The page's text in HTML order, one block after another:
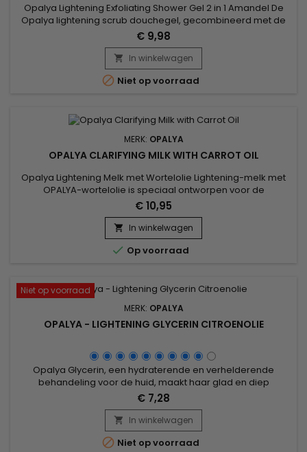
Opalya Lightening Exfoliating Shower Gel 2 in 1 Amandel De
Opalya lightening scrub douchegel, gecombineerd met de
andere producten in het assortiment, zorgt voor een totaal
welzijn dankzij de exfoliërende effecten van de
Abrikozenpit.&nbsp; De verlichtingskracht, geproduceerd
door de verschillende actieve ingrediënten die in de formule
worden gebruikt,...
€ 9,98
 In winkelwagen
 Niet op voorraad
MERK: OPALYA
OPALYA CLARIFYING MILK WITH CARROT OIL
Opalya Lightening Melk met Wortelolie Lightening-melk met
OPALYA-wortelolie is speciaal ontworpen voor de
schoonheid van de zwarte of gemengde vrouw.&nbsp; De
formule rijk aan verhelderend complex (8,5%), shea boter
(1,5%), bekend om de voedende en beschermende
eigenschappen geassocieerd met antioxiderende effecten
van vitamine E in wortelolie, maakt...
€ 10,95
 In winkelwagen
 Op voorraad
Niet op voorraad
MERK: OPALYA
OPALYA - LIGHTENING GLYCERIN CITROENOLIE
Opalya Glycerin, een hydraterende en verhelderende
behandeling voor de huid, maakt haar glad en diep
gehydrateerd en biedt zo een effectieve oplossing om het
uiterlijk van uw huid zichtbaar te verbeteren en helpt een
egalere en stralende teint te bereiken.Brightening Opalya
Glycerin is verrijkt met vochtinbrengende bestanddelen en
helpt de hele dag door...
€ 7,28
 In winkelwagen
 Niet op voorraad